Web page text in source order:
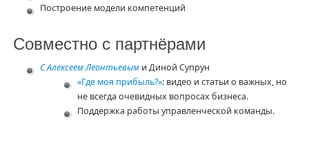
Построение модели компетенций
Совместно с партнёрами
С Алексеем Леонтьевыми Диной Супрун
«Где моя прибыль?»: видео и статьи о важных, но
не всегда очевидных вопросах бизнеса.
Поддержка работы управленческой команды.